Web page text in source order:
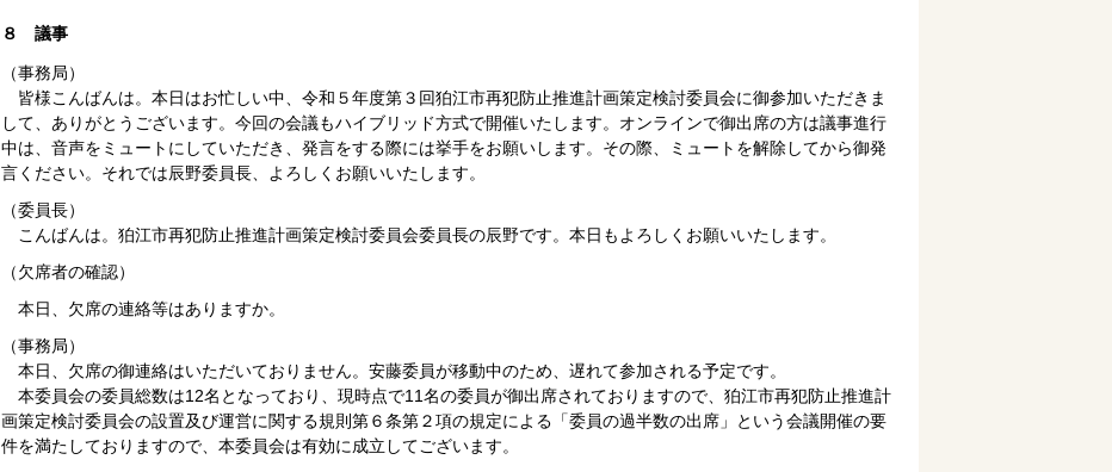
８ 議事
（事務局）
皆様こんばんは。本日はお忙しい中、令和５年度第３回狛江市再犯防止推進計画策定検討委員会に御参加いただきま
して、ありがとうございます。今回の会議もハイブリッド方式で開催いたします。オンラインで御出席の方は議事進行
中は、音声をミュートにしていただき、発言をする際には挙手をお願いします。その際、ミュートを解除してから御発
言ください。それでは辰野委員長、よろしくお願いいたします。
（委員長）
こんばんは。狛江市再犯防止推進計画策定検討委員会委員長の辰野です。本日もよろしくお願いいたします。
（欠席者の確認）
本日、欠席の連絡等はありますか。
（事務局）
本日、欠席の御連絡はいただいておりません。安藤委員が移動中のため、遅れて参加される予定です。
本委員会の委員総数は12名となっており、現時点で11名の委員が御出席されておりますので、狛江市再犯防止推進計
画策定検討委員会の設置及び運営に関する規則第６条第２項の規定による「委員の過半数の出席」という会議開催の要
件を満たしておりますので、本委員会は有効に成立してございます。